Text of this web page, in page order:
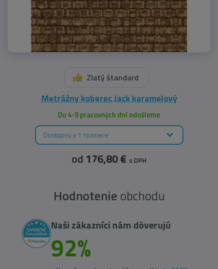
Zlatý štandard
Metrážny koberec Jack karamelový
Do 4-9 pracovných dní odošleme
Dostupný v 1 rozmere
od 176,80 € s DPH
Hodnotenie obchodu
Naši zákazníci nám dôverujú
92%